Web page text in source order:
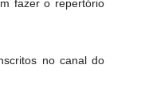
fazer o repertório
no canal do